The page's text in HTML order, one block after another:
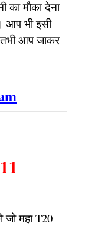
का मौका देना
आप भी इसी
तभी आप जाकर
महा T20